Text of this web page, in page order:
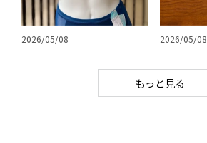
2026/05/08 2026/05/08
もっと見る